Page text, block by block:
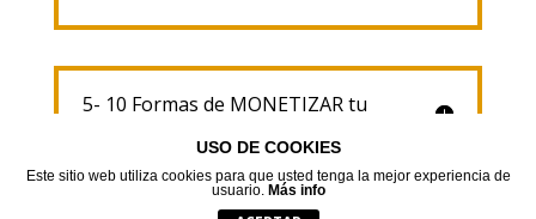
5- 10 Formas de MONETIZAR tu
USO DE COOKIES
Este sitio web utiliza cookies para que usted tenga la mejor experiencia de
usuario. Más info